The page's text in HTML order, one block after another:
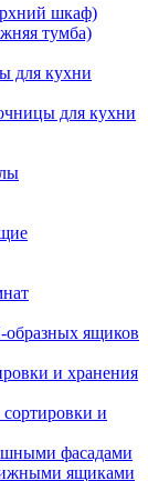
шкаф)
тумба)
для кухни
для кухни
ящиков
и хранения
и
фасадами
ящиками